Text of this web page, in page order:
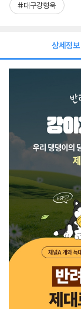
#대구강형욱
상세정보